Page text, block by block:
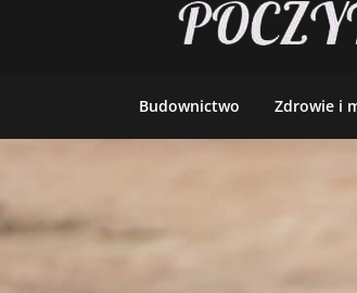
Budownictwo Zdrowie i